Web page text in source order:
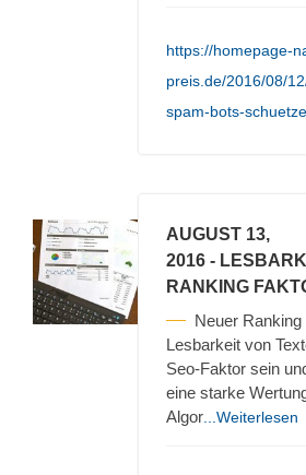
https://homepage-
preis.de/2016/08/
spam-bots-
AUGUST 13,
2016 -
RANKING
Neuer
Lesbarkeit von
Seo-Faktor sein
eine starke
Algor ...Weiterlesen